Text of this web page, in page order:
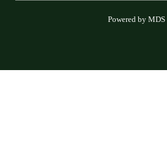
Powered by MDS